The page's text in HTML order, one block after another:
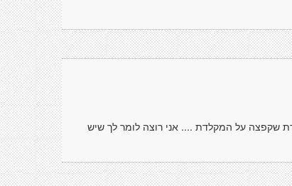
שקפצה על המקלדת .... אני רוצה לומר לך שיש